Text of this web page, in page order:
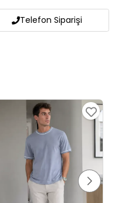
Telefon Siparişi